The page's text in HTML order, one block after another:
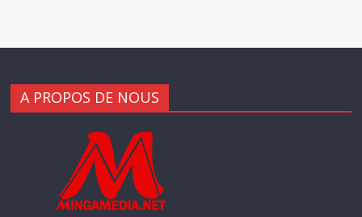
A PROPOS DE NOUS